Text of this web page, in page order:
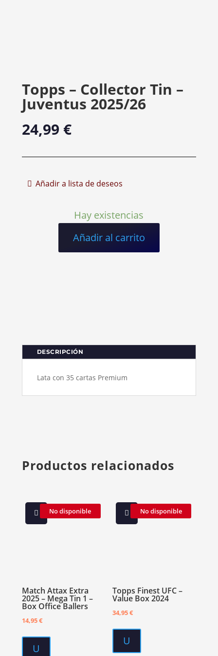
Topps – Collector Tin –
Juventus 2025/26
24,99 €
Añadir a lista de deseos
Hay existencias
Añadir al carrito
DESCRIPCIÓN
Lata con 35 cartas Premium
Productos relacionados
Match Attax Extra
2025 – Mega Tin 1 –
Box Office Ballers
14,95€
U
No disponible
Topps Finest UFC –
Value Box 2024
34,95€
U
No disponible